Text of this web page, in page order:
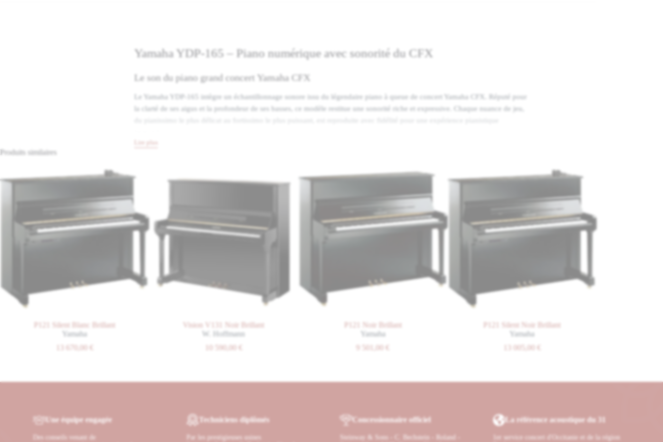
Yamaha YDP-165 – Piano numérique avec sonorité du CFX
Le son du piano grand concert Yamaha CFX
Le Yamaha YDP-165 intègre un échantillonnage sonore issu du légendaire piano à queue de concert Yamaha CFX. Réputé pour
la clarté de ses aigus et la profondeur de ses basses, ce modèle restitue une sonorité riche et expressive. Chaque nuance de jeu,
Équipé du clavier Graded Hammer 3 (GH3), le Yamaha YDP-165 offre un toucher progressif qui imite celui d’un véritable
piano acoustique : lourd dans les graves et léger dans les aigus. La fonction demi-pédale permet un contrôle précis des
résonances, donnant au musicien une expressivité et un réalisme accrus.
Virtual Resonance Modeling Lite : des résonances naturelles
Grâce à la technologie Virtual Resonance Modeling Lite (VRM Lite), le YDP-165 simule avec précision les résonances d’un
Confort d’écoute avec le Stereophonic Optimizer
Même au casque, profitez d’une expérience sonore immersive grâce au Stereophonic Optimizer. Cette technologie recrée la
pour vos moments de jeu en toute discrétion.
Lire plus
Produits similaires
P121 Silent Blanc Brillant
Vision V131 Noir Brillant
W. Hoffmann
P121 Noir Brillant
P121 Silent Noir Brillant
Une équipe engagée
Des conseils venant de
Techniciens diplômés
Par les prestigieuses usines
Concessionnaire officiel
Steinway & Sons - C. Bechstein - Roland -
La référence acoustique du 31
1er service concert d'Occitanie et de la région